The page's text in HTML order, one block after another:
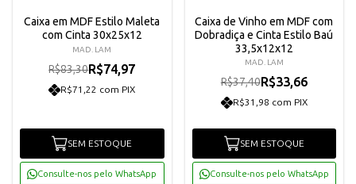
Caixa em MDF Estilo Maleta
com Cinta 30x25x12
MAD. LAM
R$83,30R$74,97
R$71,22 com PIX
SEM ESTOQUE
Consulte-nos pelo WhatsApp
Caixa de Vinho em MDF com
Dobradiça e Cinta Estilo Baú
33,5x12x12
MAD. LAM
R$37,40R$33,66
R$31,98 com PIX
SEM ESTOQUE
Consulte-nos pelo WhatsApp